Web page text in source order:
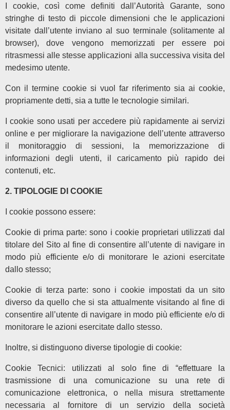
stringhe di testo di piccole dimensioni che le applicazioni
visitate dall’utente inviano al suo terminale (solitamente al
browser), dove vengono memorizzati per essere poi
ritrasmessi alle stesse applicazioni alla successiva visita del
medesimo utente.
Con il termine cookie si vuol far riferimento sia ai cookie,
propriamente detti, sia a tutte le tecnologie similari.
online e per migliorare la navigazione dell’utente attraverso
il monitoraggio di sessioni, la memorizzazione di
informazioni degli utenti, il caricamento più rapido dei
contenuti, etc.
2. TIPOLOGIE DI COOKIE
I cookie possono essere:
Cookie di prima parte: sono i cookie proprietari utilizzati dal
titolare del Sito al fine di consentire all’utente di navigare in
modo più efficiente e/o di monitorare le azioni esercitate
dallo stesso;
Cookie di terza parte: sono i cookie impostati da un sito
diverso da quello che si sta attualmente visitando al fine di
consentire all’utente di navigare in modo più efficiente e/o di
monitorare le azioni esercitate dallo stesso.
Inoltre, si distinguono diverse tipologie di cookie:
Cookie Tecnici: utilizzati al solo fine di “effettuare la
trasmissione di una comunicazione su una rete di
comunicazione elettronica, o nella misura strettamente
necessaria al fornitore di un servizio della società